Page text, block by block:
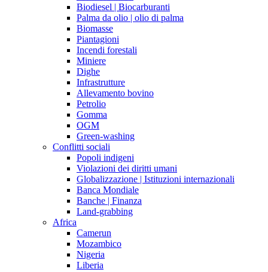
Biodiesel | Biocarburanti
Palma da olio | olio di palma
Biomasse
Piantagioni
Incendi forestali
Miniere
Dighe
Infrastrutture
Allevamento bovino
Petrolio
Gomma
OGM
Green-washing
Conflitti sociali
Popoli indigeni
Violazioni dei diritti umani
Globalizzazione | Istituzioni internazionali
Banca Mondiale
Banche | Finanza
Land-grabbing
Africa
Camerun
Mozambico
Nigeria
Liberia